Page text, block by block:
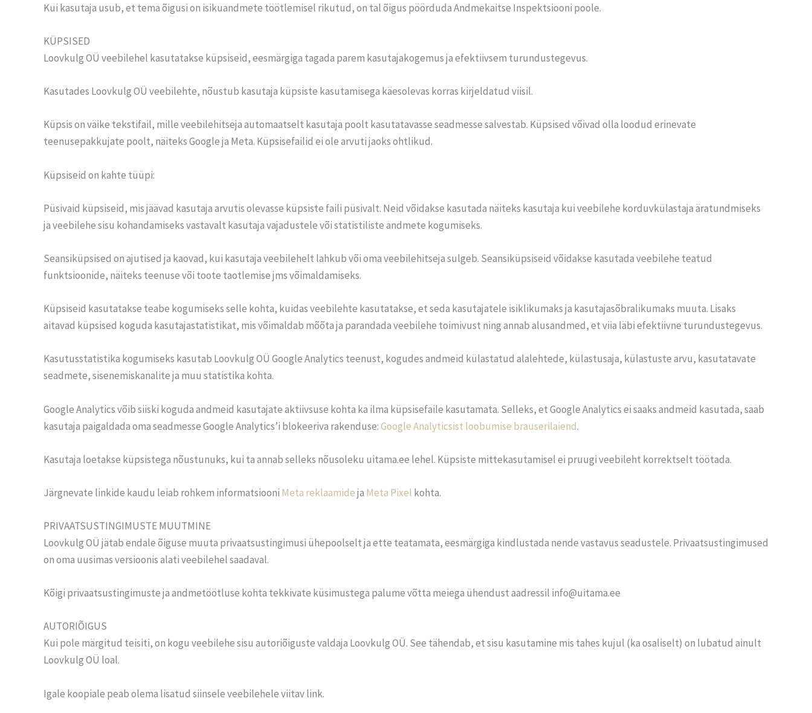
Kui kasutaja usub, et tema õigusi on isikuandmete töötlemisel rikutud, on tal õigus pöörduda Andmekaitse Inspektsiooni poole.
KÜPSISED
Loovkulg OÜ veebilehel kasutatakse küpsiseid, eesmärgiga tagada parem kasutajakogemus ja efektiivsem turundustegevus.
Kasutades Loovkulg OÜ veebilehte, nõustub kasutaja küpsiste kasutamisega käesolevas korras kirjeldatud viisil.
Küpsis on väike tekstifail, mille veebilehitseja automaatselt kasutaja poolt kasutatavasse seadmesse salvestab. Küpsised võivad olla loodud erinevate
teenusepakkujate poolt, näiteks Google ja Meta. Küpsisefailid ei ole arvuti jaoks ohtlikud.
Küpsiseid on kahte tüüpi:
Püsivaid küpsiseid, mis jäävad kasutaja arvutis olevasse küpsiste faili püsivalt. Neid võidakse kasutada näiteks kasutaja kui veebilehe korduvkülastaja äratundmiseks
ja veebilehe sisu kohandamiseks vastavalt kasutaja vajadustele või statistiliste andmete kogumiseks.
Seansiküpsised on ajutised ja kaovad, kui kasutaja veebilehelt lahkub või oma veebilehitseja sulgeb. Seansiküpsiseid võidakse kasutada veebilehe teatud
funktsioonide, näiteks teenuse või toote taotlemise jms võimaldamiseks.
Küpsiseid kasutatakse teabe kogumiseks selle kohta, kuidas veebilehte kasutatakse, et seda kasutajatele isiklikumaks ja kasutajasõbralikumaks muuta. Lisaks
aitavad küpsised koguda kasutajastatistikat, mis võimaldab mõõta ja parandada veebilehe toimivust ning annab alusandmed, et viia läbi efektiivne turundustegevus.
Kasutusstatistika kogumiseks kasutab Loovkulg OÜ Google Analytics teenust, kogudes andmeid külastatud alalehtede, külastusaja, külastuste arvu, kasutatavate
seadmete, sisenemiskanalite ja muu statistika kohta.
Google Analytics võib siiski koguda andmeid kasutajate aktiivsuse kohta ka ilma küpsisefaile kasutamata. Selleks, et Google Analytics ei saaks andmeid kasutada, saab
kasutaja paigaldada oma seadmesse Google Analytics’i blokeeriva rakenduse:Google Analyticsist loobumise brauserilaiend.
Kasutaja loetakse küpsistega nõustunuks, kui ta annab selleks nõusoleku uitama.ee lehel. Küpsiste mittekasutamisel ei pruugi veebileht korrektselt töötada.
Järgnevate linkide kaudu leiab rohkem informatsiooni Meta reklaamideja Meta Pixel kohta.
PRIVAATSUSTINGIMUSTE MUUTMINE
Loovkulg OÜ jätab endale õiguse muuta privaatsustingimusi ühepoolselt ja ette teatamata, eesmärgiga kindlustada nende vastavus seadustele. Privaatsustingimused
on oma uusimas versioonis alati veebilehel saadaval.
Kõigi privaatsustingimuste ja andmetöötluse kohta tekkivate küsimustega palume võtta meiega ühendust aadressil info@uitama.ee
AUTORIÕIGUS
Kui pole märgitud teisiti, on kogu veebilehe sisu autoriõiguste valdaja Loovkulg OÜ. See tähendab, et sisu kasutamine mis tahes kujul (ka osaliselt) on lubatud ainult
Loovkulg OÜ loal.
Igale koopiale peab olema lisatud siinsele veebilehele viitav link.